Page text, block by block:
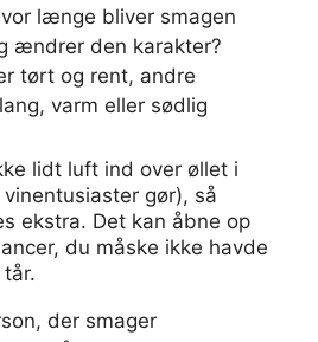
længe bliver smagen
ændrer den karakter?
tørt og rent, andre
varm eller sødlig
lidt luft ind over øllet i
gør), så
ekstra. Det kan åbne op
du måske ikke havde